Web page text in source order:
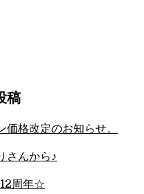
稿
価格改定のお知らせ。
さんから♪
周年☆